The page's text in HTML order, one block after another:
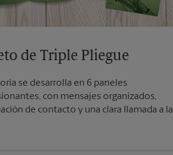
de Triple Pliegue
se desarrolla en 6 paneles
con mensajes organizados,
de contacto y una clara llamada a la